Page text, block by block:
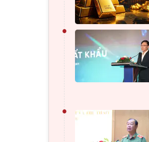
•
•